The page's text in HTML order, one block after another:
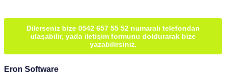
Dilerseniz bize 0542 657 55 52 numaralı telefondan
ulaşabilir, yada iletişim formunu doldurarak bize
yazabilirsiniz.
Eron Software